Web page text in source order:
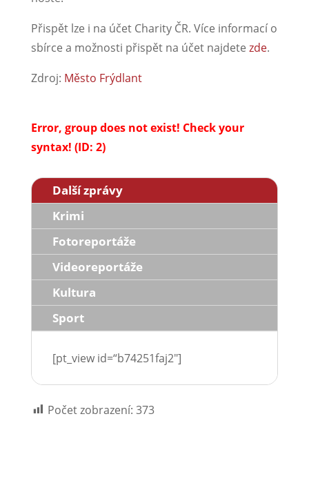
Přispět lze i na účet Charity ČR. Více informací o
sbírce a možnosti přispět na účet najdete zde.
Zdroj: Město Frýdlant
Error, group does not exist! Check your
syntax! (ID: 2)
Další zprávy
Krimi
Fotoreportáže
Videoreportáže
Kultura
Sport
[pt_view id=“b74251faj2″]
Počet zobrazení: 373